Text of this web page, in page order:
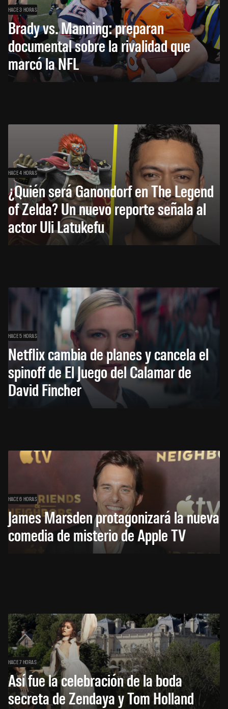
HACE 3 HORAS
Brady vs. Manning: preparan
documental sobre la rivalidad que
marcó la NFL
HACE 4 HORAS
¿Quién será Ganondorf en The Legend
of Zelda? Un nuevo reporte señala al
actor Uli Latukefu
HACE 5 HORAS
Netflix cambia de planes y cancela el
spinoff de El Juego del Calamar de
David Fincher
HACE 6 HORAS
James Marsden protagonizará la nueva
comedia de misterio de Apple TV
HACE 7 HORAS
Así fue la celebración de la boda
secreta de Zendaya y Tom Holland